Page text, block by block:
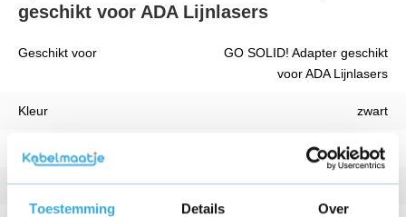
Toestemming Details Over
geschikt voor ADA Lijnlasers
Geschikt voor
GO SOLID! Adapter geschikt
voor ADA Lijnlasers
Kleur zwart
Kabellengte 1 Meter